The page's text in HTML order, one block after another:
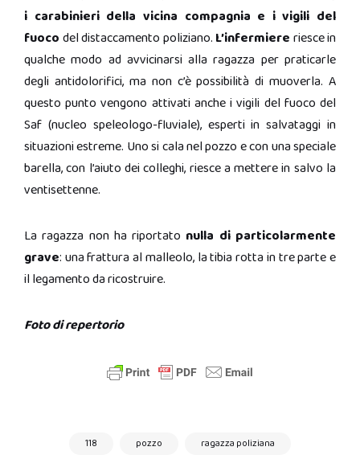
i carabinieri della vicina compagnia e i vigili del
fuoco del distaccamento poliziano. L’infermiere riesce in
qualche modo ad avvicinarsi alla ragazza per praticarle
degli antidolorifici, ma non c’è possibilità di muoverla. A
questo punto vengono attivati anche i vigili del fuoco del
Saf (nucleo speleologo-fluviale), esperti in salvataggi in
situazioni estreme. Uno si cala nel pozzo e con una speciale
barella, con l’aiuto dei colleghi, riesce a mettere in salvo la
ventisettenne.
La ragazza non ha riportato nulla di particolarmente
grave: una frattura al malleolo, la tibia rotta in tre parte e
il legamento da ricostruire.
Foto di repertorio
118 pozzo
ragazza poliziana